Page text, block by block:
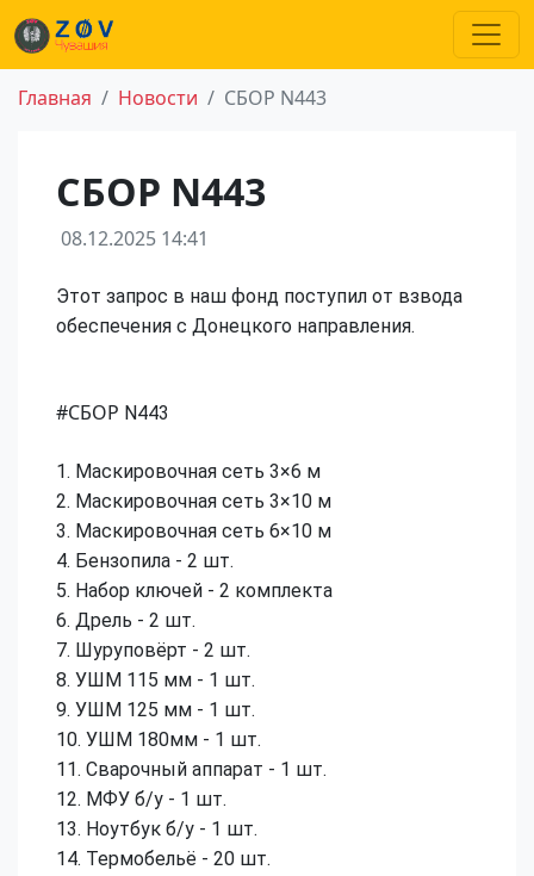
Главная Новости СБОР N443
СБОР N443
08.12.2025 14:41
Этот запрос в наш фонд поступил от взвода
обеспечения с Донецкого направления.
#СБОР N443
1. Маскировочная сеть 3×6 м
2. Маскировочная сеть 3×10 м
3. Маскировочная сеть 6×10 м
4. Бензопила - 2 шт.
5. Набор ключей - 2 комплекта
6. Дрель - 2 шт.
7. Шуруповёрт - 2 шт.
8. УШМ 115 мм - 1 шт.
9. УШМ 125 мм - 1 шт.
10. УШМ 180мм - 1 шт.
11. Сварочный аппарат - 1 шт.
12. МФУ б/у - 1 шт.
13. Ноутбук б/у - 1 шт.
14. Термобельё - 20 шт.